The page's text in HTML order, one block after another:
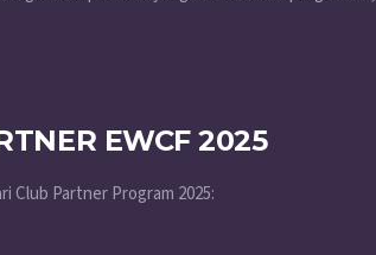
EWCF 2025
Club Partner Program 2025: